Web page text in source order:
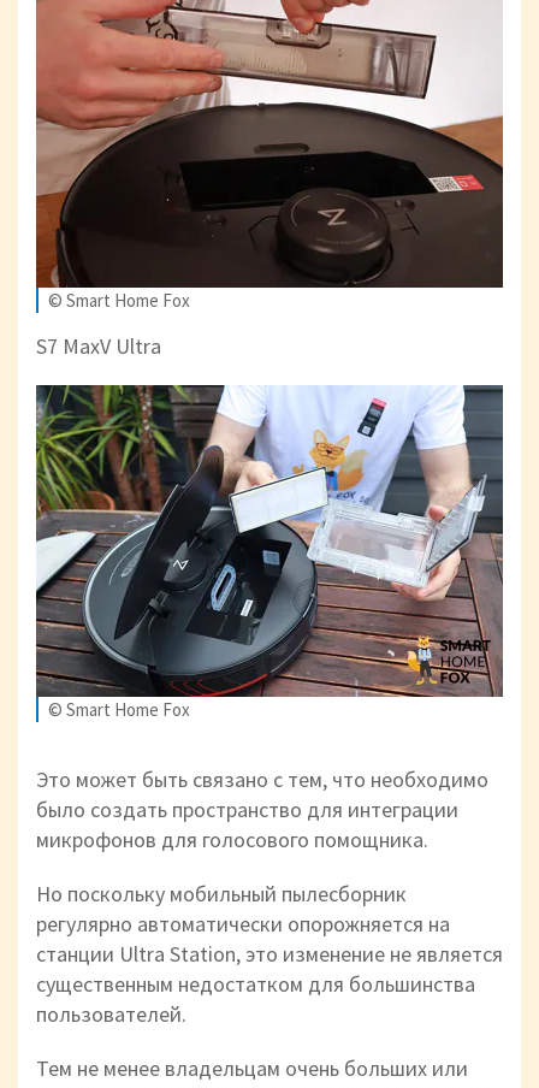
© Smart Home Fox
S7 MaxV Ultra
© Smart Home Fox
Это может быть связано с тем, что необходимо
было создать пространство для интеграции
микрофонов для голосового помощника.
Но поскольку мобильный пылесборник
регулярно автоматически опорожняется на
станции Ultra Station, это изменение не является
существенным недостатком для большинства
пользователей.
Тем не менее владельцам очень больших или